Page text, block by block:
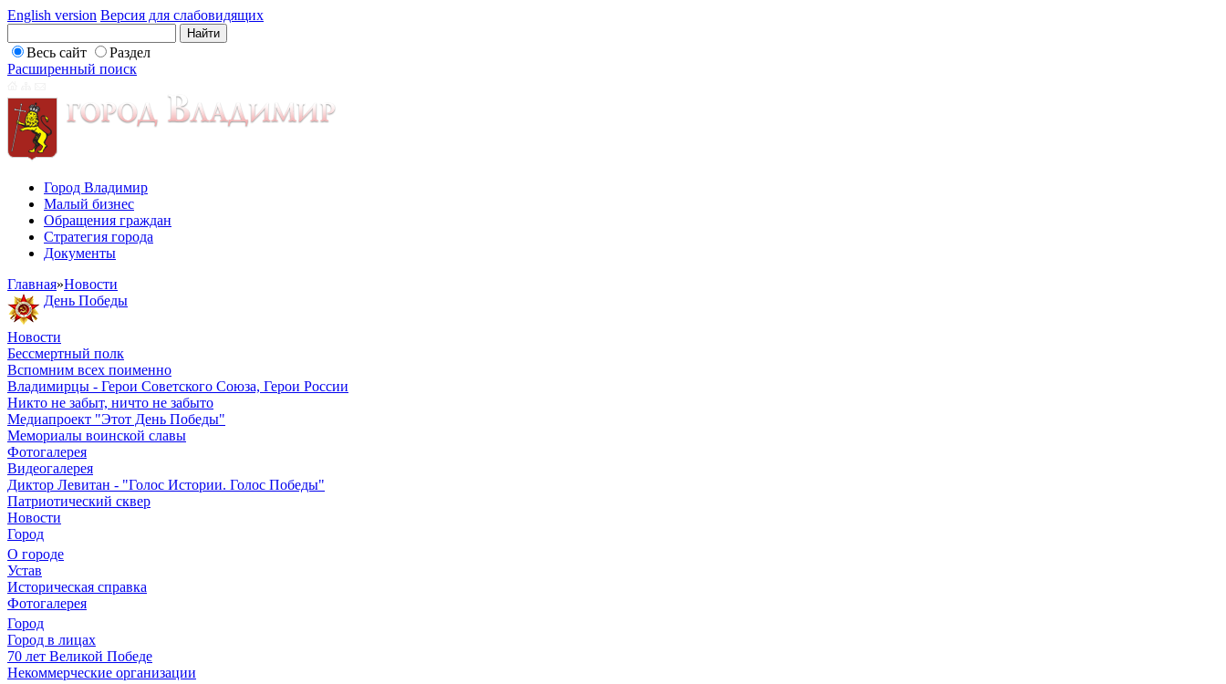
English version Версия для слабовидящих
Весь сайт
Раздел
Расширенный поиск
Город Владимир
Малый бизнес
Обращения граждан
Стратегия города
Документы
Главная»Новости
День Победы
Новости
Бессмертный полк
Вспомним всех поименно
Владимирцы - Герои Советского Союза, Герои России
Никто не забыт, ничто не забыто
Медиапроект "Этот День Победы"
Мемориалы воинской славы
Фотогалерея
Видеогалерея
Диктор Левитан - "Голос Истории. Голос Победы"
Патриотический сквер
Новости
Город
О городе
Устав
Историческая справка
Фотогалерея
Город
Город в лицах
70 лет Великой Победе
Некоммерческие организации